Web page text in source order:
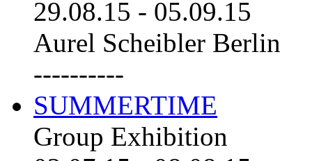
29.08.15 - 05.09.15
Aurel Scheibler Berlin
----------
SUMMERTIME
Group Exhibition